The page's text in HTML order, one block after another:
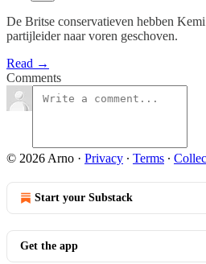
De Britse conservatieven hebben
partijleider naar voren geschoven.
Read →
Comments
© 2026 Arno · Privacy ∙ Terms ∙
Start your Substack
Get the app